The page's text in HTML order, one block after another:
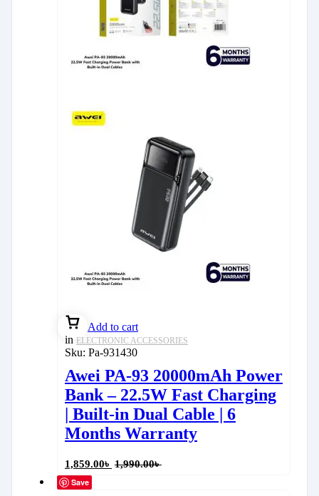
Add to cart
in ELECTRONIC ACCESSORIES
Sku: Pa-931430
Awei PA-93 20000mAh Power
Bank – 22.5W Fast Charging
| Built-in Dual Cable | 6
Months Warranty
1,859.00৳ 1,990.00৳
Save